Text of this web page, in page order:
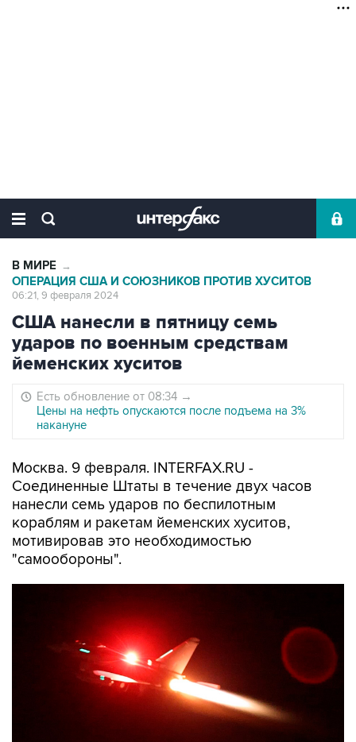
В МИРЕ →
ОПЕРАЦИЯ США И СОЮЗНИКОВ ПРОТИВ ХУСИТОВ
06:21, 9 февраля 2024
США нанесли в пятницу семь
ударов по военным средствам
йеменских хуситов
Есть обновление от 08:34 →
Цены на нефть опускаются после подъема на 3%
накануне
Москва. 9 февраля. INTERFAX.RU -
Соединенные Штаты в течение двух часов
нанесли семь ударов по беспилотным
кораблям и ракетам йеменских хуситов,
мотивировав это необходимостью
"самообороны".